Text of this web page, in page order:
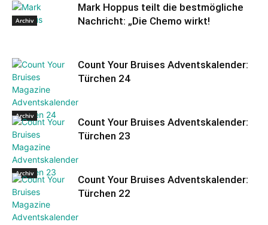
Archiv
Mark Hoppus teilt die bestmögliche
Nachricht: „Die Chemo wirkt!
Archiv
Count Your Bruises Adventskalender:
Türchen 24
Archiv
Count Your Bruises Adventskalender:
Türchen 23
Count Your Bruises Adventskalender:
Türchen 22